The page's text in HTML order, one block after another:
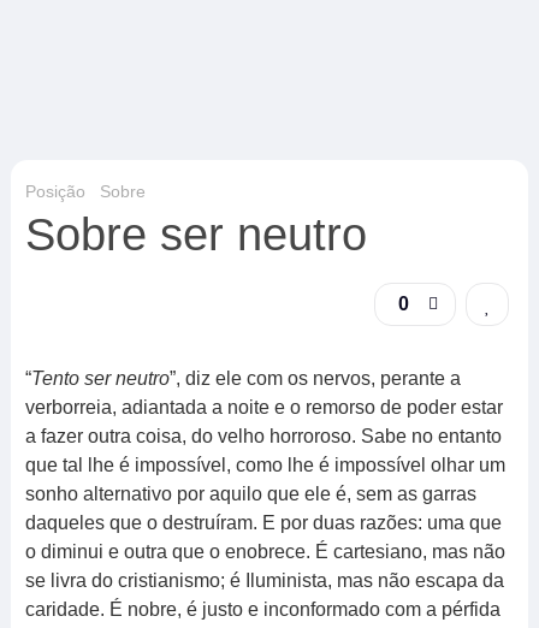
Posição Sobre
Sobre ser neutro
0
“Tento ser neutro”, diz ele com os nervos, perante a
verborreia, adiantada a noite e o remorso de poder estar
a fazer outra coisa, do velho horroroso. Sabe no entanto
que tal lhe é impossível, como lhe é impossível olhar um
sonho alternativo por aquilo que ele é, sem as garras
daqueles que o destruíram. E por duas razões: uma que
o diminui e outra que o enobrece. É cartesiano, mas não
se livra do cristianismo; é Iluminista, mas não escapa da
caridade. É nobre, é justo e inconformado com a pérfida